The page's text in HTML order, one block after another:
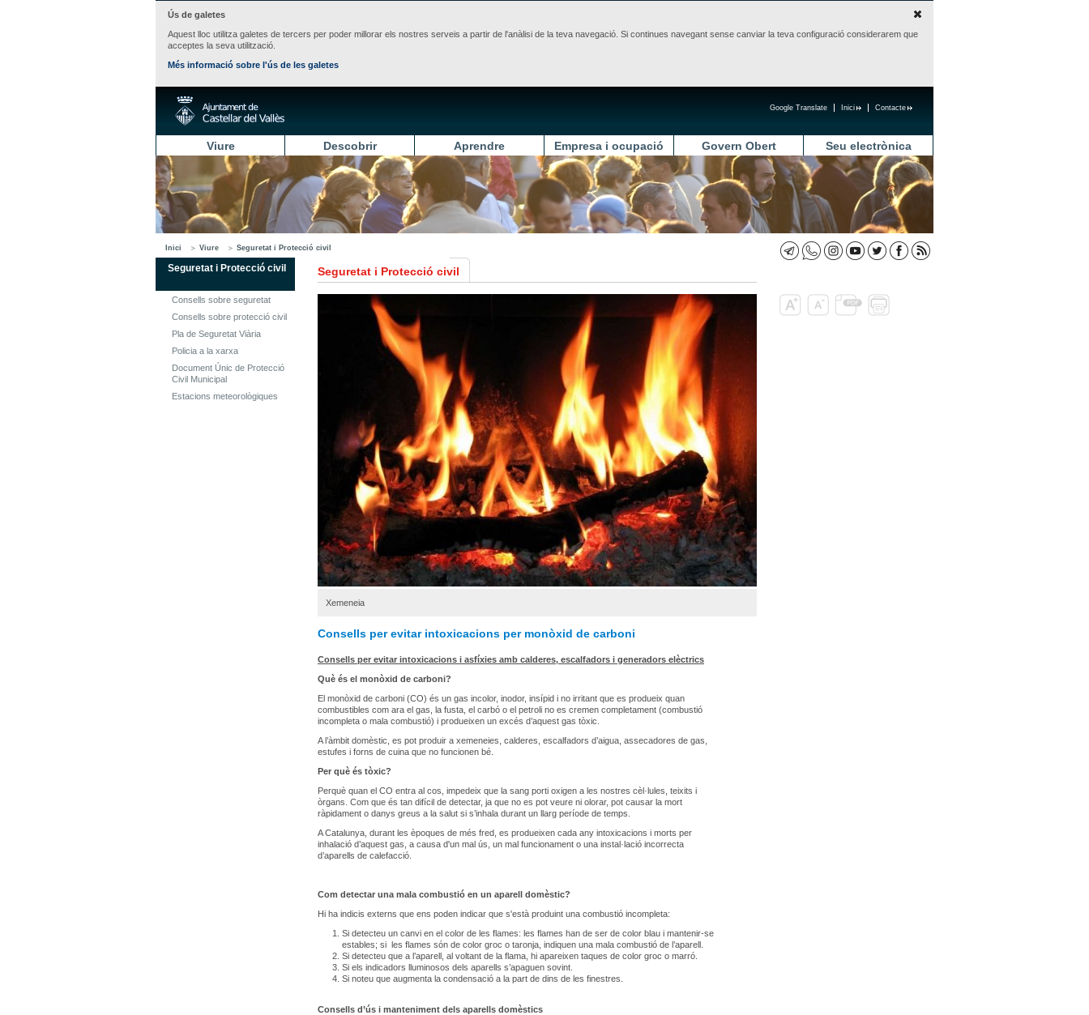
Ús de galetes
Aquest lloc utilitza galetes de tercers per poder millorar els nostres serveis a partir de l'anàlisi de la teva navegació. Si continues navegant sense canviar la teva configuració considerarem que
acceptes la seva utilització.
Més informació sobre l'ús de les galetes
Contacte
Inici
Google Translate
Viure Descobrir Aprendre Empresa i ocupació Govern Obert Seu electrònica
Inici Viure Seguretat i Protecció civil
Seguretat i Protecció civil
Consells sobre seguretat
Consells sobre protecció civil
Pla de Seguretat Viària
Policia a la xarxa
Document Únic de Protecció
Civil Municipal
Estacions meteorològiques
Seguretat i Protecció civil
Xemeneia
Consells per evitar intoxicacions per monòxid de carboni
Consells per evitar intoxicacions i asfíxies amb calderes, escalfadors i generadors elèctrics
Què és el monòxid de carboni?
El monòxid de carboni (CO) és un gas incolor, inodor, insípid i no irritant que es produeix quan
combustibles com ara el gas, la fusta, el carbó o el petroli no es cremen completament (combustió
incompleta o mala combustió) i produeixen un excés d’aquest gas tòxic.
A l’àmbit domèstic, es pot produir a xemeneies, calderes, escalfadors d’aigua, assecadores de gas,
estufes i forns de cuina que no funcionen bé.
Per què és tòxic?
Perquè quan el CO entra al cos, impedeix que la sang porti oxigen a les nostres cèl·lules, teixits i
òrgans. Com que és tan difícil de detectar, ja que no es pot veure ni olorar, pot causar la mort
ràpidament o danys greus a la salut si s’inhala durant un llarg període de temps.
A Catalunya, durant les èpoques de més fred, es produeixen cada any intoxicacions i morts per
inhalació d’aquest gas, a causa d'un mal ús, un mal funcionament o una instal·lació incorrecta
d’aparells de calefacció.
Com detectar una mala combustió en un aparell domèstic?
Hi ha indicis externs que ens poden indicar que s'està produint una combustió incompleta:
Si detecteu un canvi en el color de les flames: les flames han de ser de color blau i mantenir-se
estables; si les flames són de color groc o taronja, indiquen una mala combustió de l’aparell.
Si detecteu que a l’aparell, al voltant de la flama, hi apareixen taques de color groc o marró.
Si els indicadors lluminosos dels aparells s’apaguen sovint.
Si noteu que augmenta la condensació a la part de dins de les finestres.
Consells d’ús i manteniment dels aparells domèstics